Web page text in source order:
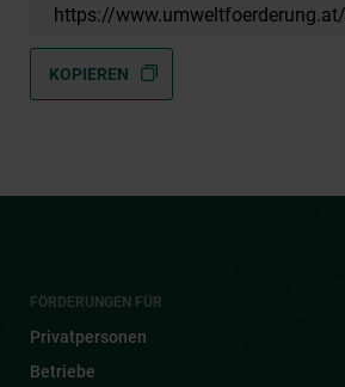
https://
KOPIEREN
FÖRDERUNGEN FÜR
Privatpersonen
Betriebe